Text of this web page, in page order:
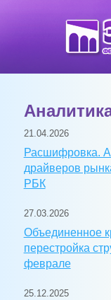
21.04.2026
Расшифровка.
драйверов
РБК
27.03.2026
Объединенное
перестройка
феврале
25.12.2025